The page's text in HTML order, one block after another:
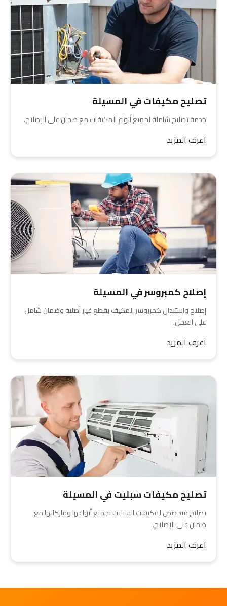
تصليح مكيفات في المسيلة
خدمة تصليح شاملة لجميع أنواع المكيفات مع ضمان على الإصلاح.
اعرف المزيد
إصلاح كمبروسر في المسيلة
إصلاح واستبدال كمبروسر المكيف بقطع غيار أصلية وضمان شامل
على العمل.
اعرف المزيد
تصليح مكيفات سبليت في المسيلة
تصليح متخصص لمكيفات السبليت بجميع أنواعها وماركاتها مع
ضمان على الإصلاح.
اعرف المزيد